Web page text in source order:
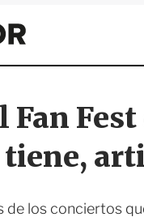
E
x
e
i
o
Fan
tiene,
los conciertos